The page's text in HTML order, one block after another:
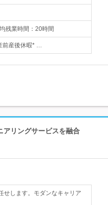
残業時間：20時間
前産後休暇* …
アリングサービスを融合
せします。モダンなキャリア